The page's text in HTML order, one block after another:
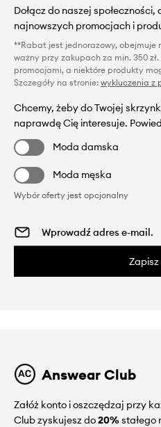
Dołącz do naszej
najnowszych promocjach i
**Rabat jest jednorazowy, obejmuje
ważny przy zakupach za min. 350
promocjami, a niektóre produkty
Szczegóły na stronie: wykluczenia z
Chcemy, żeby do Twojej
naprawdę Cię interesuje.
Moda damska
Moda męska
Wybór oferty jest opcjonalny
Zapisz
Answear Club
Załóż konto i oszczędzaj przy
Club zyskujesz do20%stałego